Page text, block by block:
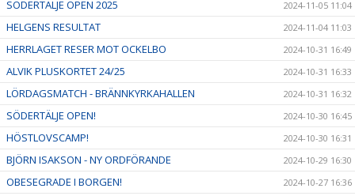
SÖDERTÄLJE OPEN 2025 2024-11-05 11:04
HELGENS RESULTAT 2024-11-04 11:03
HERRLAGET RESER MOT OCKELBO 2024-10-31 16:49
ALVIK PLUSKORTET 24/25 2024-10-31 16:33
LÖRDAGSMATCH - BRÄNNKYRKAHALLEN 2024-10-31 16:32
SÖDERTÄLJE OPEN! 2024-10-30 16:45
HÖSTLOVSCAMP! 2024-10-30 16:31
BJÖRN ISAKSON - NY ORDFÖRANDE 2024-10-29 16:30
OBESEGRADE I BORGEN! 2024-10-27 16:36